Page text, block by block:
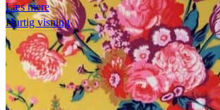
Læs mere
Hurtig visning